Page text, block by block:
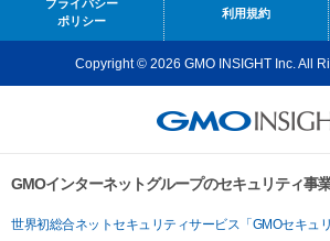
プライバシー
ポリシー
利用規約
Copyright © 2026 GMO INSIGHT Inc. All
GMOインターネットグループのセキュリティ事
世界初総合ネットセキュリティサービス「GMOセキュリ